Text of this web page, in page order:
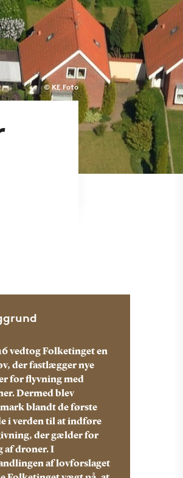
© KE Foto
vedtog Folketinget en
der fastlægger nye
for flyvning med
Dermed blev
blandt de første
i verden til at indføre
der gælder for
af droner. I
af lovforslaget